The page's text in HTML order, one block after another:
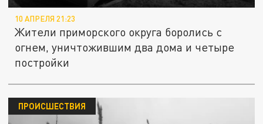
10 АПРЕЛЯ 21:23
Жители приморского округа боролись с
огнем, уничтожившим два дома и четыре
постройки
ПРОИСШЕСТВИЯ